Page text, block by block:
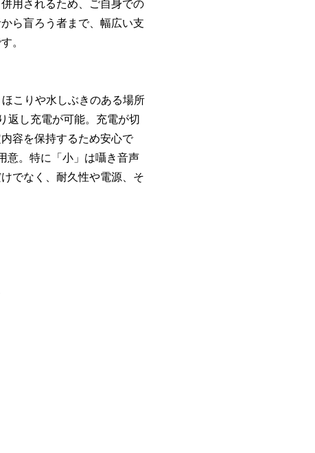
用されるため、ご自身での
ら盲ろう者まで、幅広い支
。
こりや水しぶきのある場所
返し充電が可能。充電が切
容を保持するため安心で
意。特に「小」は囁き音声
でなく、耐久性や電源、そ